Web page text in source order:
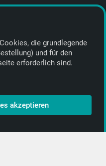
die grund­legende
und für den
erforderlich sind.
akzeptieren